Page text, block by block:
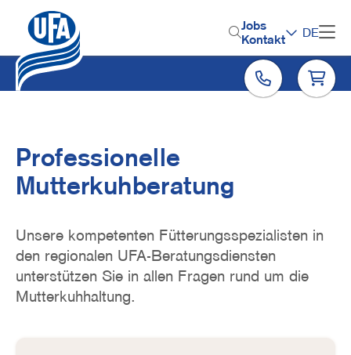
Inhalt
H
e
a
d
n
u
Jobs
Kontakt
DE
Professionelle
Mutterkuhberatung
Unsere kompetenten Fütterungsspezialisten in
den regionalen UFA-Beratungsdiensten
unterstützen Sie in allen Fragen rund um die
Mutterkuhhaltung.